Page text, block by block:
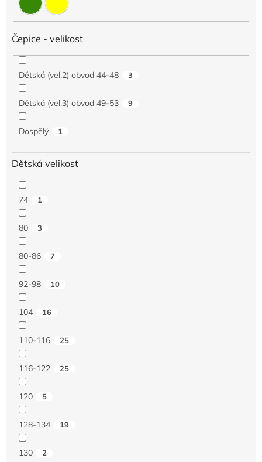
Čepice - velikost
Dětská (vel.2) obvod 44-48 3
Dětská (vel.3) obvod 49-53 9
Dospělý 1
Dětská velikost
74 1
80 3
80-86 7
92-98 10
104 16
110-116 25
116-122 25
120 5
128-134 19
130 2